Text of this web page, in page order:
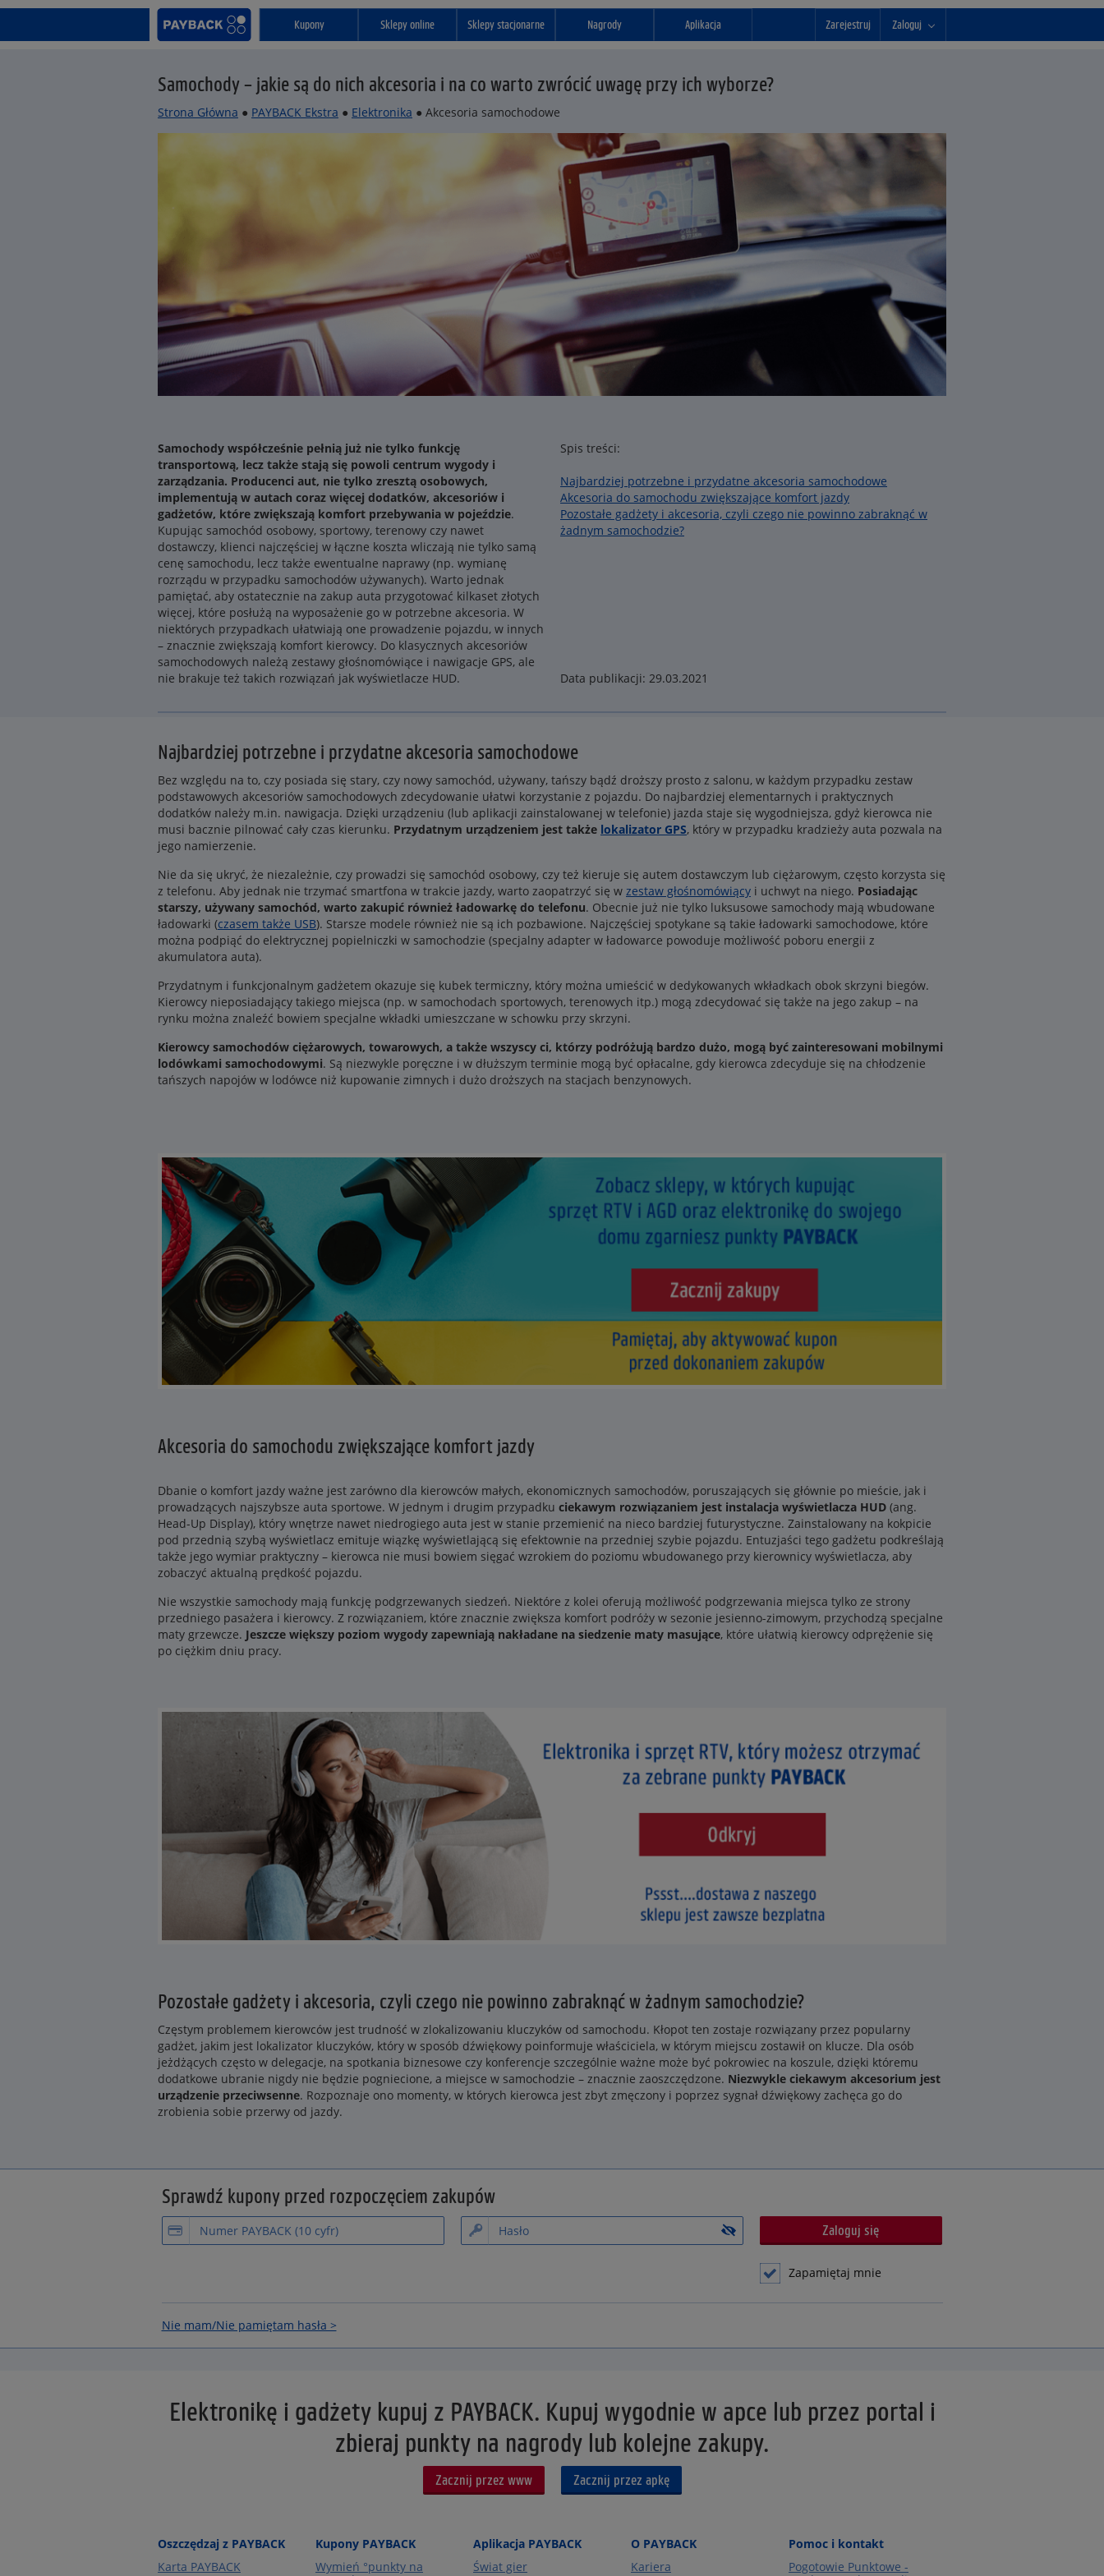
Kupony Sklepy online Sklepy stacjonarne Nagrody Aplikacja Zarejestruj Zaloguj
Samochody – jakie są do nich akcesoria i na co warto zwrócić uwagę przy ich wyborze?
Strona Główna ● PAYBACK Ekstra ● Elektronika ● Akcesoria samochodowe
Samochody współcześnie pełnią już nie tylko funkcję
transportową, lecz także stają się powoli centrum wygody i
zarządzania. Producenci aut, nie tylko zresztą osobowych,
implementują w autach coraz więcej dodatków, akcesoriów i
gadżetów, które zwiększają komfort przebywania w pojeździe.
Kupując samochód osobowy, sportowy, terenowy czy nawet
dostawczy, klienci najczęściej w łączne koszta wliczają nie tylko samą
cenę samochodu, lecz także ewentualne naprawy (np. wymianę
rozrządu w przypadku samochodów używanych). Warto jednak
pamiętać, aby ostatecznie na zakup auta przygotować kilkaset złotych
więcej, które posłużą na wyposażenie go w potrzebne akcesoria. W
niektórych przypadkach ułatwiają one prowadzenie pojazdu, w innych
– znacznie zwiększają komfort kierowcy. Do klasycznych akcesoriów
samochodowych należą zestawy głośnomówiące i nawigacje GPS, ale
nie brakuje też takich rozwiązań jak wyświetlacze HUD.
Spis treści:
Najbardziej potrzebne i przydatne akcesoria samochodowe
Akcesoria do samochodu zwiększające komfort jazdy
Pozostałe gadżety i akcesoria, czyli czego nie powinno zabraknąć w
żadnym samochodzie?
Data publikacji: 29.03.2021
Najbardziej potrzebne i przydatne akcesoria samochodowe
Bez względu na to, czy posiada się stary, czy nowy samochód, używany, tańszy bądź droższy prosto z salonu, w każdym przypadku zestaw
podstawowych akcesoriów samochodowych zdecydowanie ułatwi korzystanie z pojazdu. Do najbardziej elementarnych i praktycznych
dodatków należy m.in. nawigacja. Dzięki urządzeniu (lub aplikacji zainstalowanej w telefonie) jazda staje się wygodniejsza, gdyż kierowca nie
musi bacznie pilnować cały czas kierunku. Przydatnym urządzeniem jest także lokalizator GPS, który w przypadku kradzieży auta pozwala na
jego namierzenie.
Nie da się ukryć, że niezależnie, czy prowadzi się samochód osobowy, czy też kieruje się autem dostawczym lub ciężarowym, często korzysta się
z telefonu. Aby jednak nie trzymać smartfona w trakcie jazdy, warto zaopatrzyć się w zestaw głośnomówiący i uchwyt na niego. Posiadając
starszy, używany samochód, warto zakupić również ładowarkę do telefonu. Obecnie już nie tylko luksusowe samochody mają wbudowane
ładowarki (czasem także USB). Starsze modele również nie są ich pozbawione. Najczęściej spotykane są takie ładowarki samochodowe, które
można podpiąć do elektrycznej popielniczki w samochodzie (specjalny adapter w ładowarce powoduje możliwość poboru energii z
akumulatora auta).
Przydatnym i funkcjonalnym gadżetem okazuje się kubek termiczny, który można umieścić w dedykowanych wkładkach obok skrzyni biegów.
Kierowcy nieposiadający takiego miejsca (np. w samochodach sportowych, terenowych itp.) mogą zdecydować się także na jego zakup – na
rynku można znaleźć bowiem specjalne wkładki umieszczane w schowku przy skrzyni.
Kierowcy samochodów ciężarowych, towarowych, a także wszyscy ci, którzy podróżują bardzo dużo, mogą być zainteresowani mobilnymi
lodówkami samochodowymi. Są niezwykle poręczne i w dłuższym terminie mogą być opłacalne, gdy kierowca zdecyduje się na chłodzenie
tańszych napojów w lodówce niż kupowanie zimnych i dużo droższych na stacjach benzynowych.
Akcesoria do samochodu zwiększające komfort jazdy
Dbanie o komfort jazdy ważne jest zarówno dla kierowców małych, ekonomicznych samochodów, poruszających się głównie po mieście, jak i
prowadzących najszybsze auta sportowe. W jednym i drugim przypadku ciekawym rozwiązaniem jest instalacja wyświetlacza HUD (ang.
Head-Up Display), który wnętrze nawet niedrogiego auta jest w stanie przemienić na nieco bardziej futurystyczne. Zainstalowany na kokpicie
pod przednią szybą wyświetlacz emituje wiązkę wyświetlającą się efektownie na przedniej szybie pojazdu. Entuzjaści tego gadżetu podkreślają
także jego wymiar praktyczny – kierowca nie musi bowiem sięgać wzrokiem do poziomu wbudowanego przy kierownicy wyświetlacza, aby
zobaczyć aktualną prędkość pojazdu.
Nie wszystkie samochody mają funkcję podgrzewanych siedzeń. Niektóre z kolei oferują możliwość podgrzewania miejsca tylko ze strony
przedniego pasażera i kierowcy. Z rozwiązaniem, które znacznie zwiększa komfort podróży w sezonie jesienno-zimowym, przychodzą specjalne
maty grzewcze. Jeszcze większy poziom wygody zapewniają nakładane na siedzenie maty masujące, które ułatwią kierowcy odprężenie się
po ciężkim dniu pracy.
Pozostałe gadżety i akcesoria, czyli czego nie powinno zabraknąć w żadnym samochodzie?
Częstym problemem kierowców jest trudność w zlokalizowaniu kluczyków od samochodu. Kłopot ten zostaje rozwiązany przez popularny
gadżet, jakim jest lokalizator kluczyków, który w sposób dźwiękowy poinformuje właściciela, w którym miejscu zostawił on klucze. Dla osób
jeżdżących często w delegacje, na spotkania biznesowe czy konferencje szczególnie ważne może być pokrowiec na koszule, dzięki któremu
dodatkowe ubranie nigdy nie będzie pogniecione, a miejsce w samochodzie – znacznie zaoszczędzone. Niezwykle ciekawym akcesorium jest
urządzenie przeciwsenne. Rozpoznaje ono momenty, w których kierowca jest zbyt zmęczony i poprzez sygnał dźwiękowy zachęca go do
zrobienia sobie przerwy od jazdy.
Sprawdź kupony przed rozpoczęciem zakupów
Zapamiętaj mnie
Nie mam/Nie pamiętam hasła >
Elektronikę i gadżety kupuj z PAYBACK. Kupuj wygodnie w apce lub przez portal i
zbieraj punkty na nagrody lub kolejne zakupy.
Zacznij przez www Zacznij przez apkę
Oszczędzaj z PAYBACK
Karta PAYBACK
Kupony PAYBACK
Wymień °punkty na
Aplikacja PAYBACK
Świat gier
O PAYBACK
Kariera
Pomoc i kontakt
Pogotowie Punktowe -